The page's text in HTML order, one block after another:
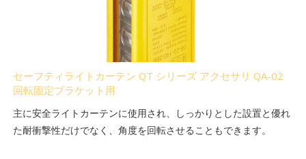
セーフティライトカーテン QT シリーズ アクセサリ QA-02
回転固定ブラケット用
主に安全ライトカーテンに使用され、しっかりとした設置と優れ
た耐衝撃性だけでなく、角度を回転させることもできます。